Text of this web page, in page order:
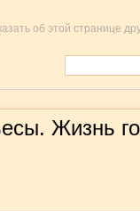
об этой странице
Жизнь